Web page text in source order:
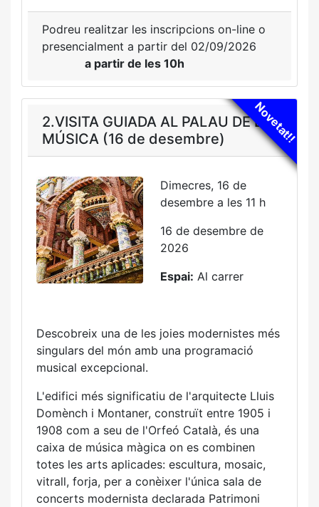
Podreu realitzar les inscripcions on-line o
presencialment a partir del 02/09/2026
a partir de les 10h
Novetat!!
2.VISITA GUIADA AL PALAU DE LA
MÚSICA (16 de desembre)
Dimecres, 16 de
desembre a les 11 h
16 de desembre de
2026
Espai: Al carrer
Descobreix una de les joies modernistes més
singulars del món amb una programació
musical excepcional.
L'edifici més significatiu de l'arquitecte Lluis
Domènch i Montaner, construït entre 1905 i
1908 com a seu de l'Orfeó Català, és una
caixa de música màgica on es combinen
totes les arts aplicades: escultura, mosaic,
vitrall, forja, per a conèixer l'única sala de
concerts modernista declarada Patrimoni